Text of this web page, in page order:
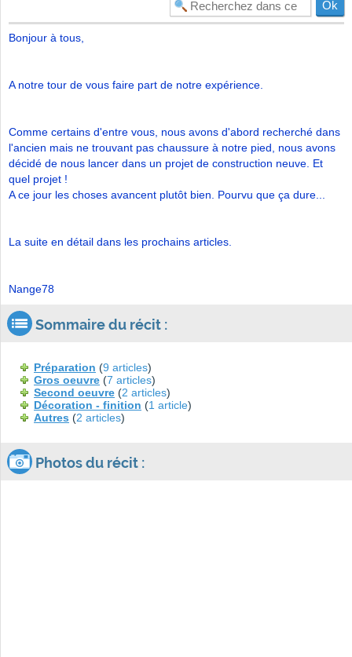
Bonjour à tous,
A notre tour de vous faire part de notre expérience.
Comme certains d'entre vous, nous avons d'abord recherché dans
l'ancien mais ne trouvant pas chaussure à notre pied, nous avons
décidé de nous lancer dans un projet de construction neuve. Et
quel projet !
A ce jour les choses avancent plutôt bien. Pourvu que ça dure...
La suite en détail dans les prochains articles.
Nange78
Sommaire du récit :
Préparation (9 articles)
Gros oeuvre (7 articles)
Second oeuvre (2 articles)
Décoration - finition (1 article)
Autres (2 articles)
Photos du récit :